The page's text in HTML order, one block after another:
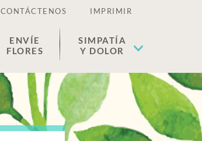
CONTÁCTENOS IMPRIMIR
ENVÍE
FLORES
SIMPATÍA
Y DOLOR